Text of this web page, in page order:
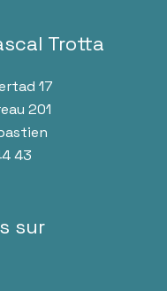
Trotta
17
201
43
sur